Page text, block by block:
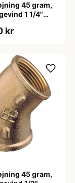
45 gram,
1 1/4"
kr
45 gram,